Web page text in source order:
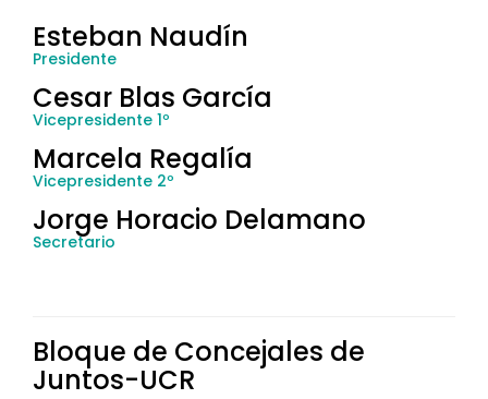
Esteban Naudín
Presidente
Cesar Blas García
Vicepresidente 1º
Marcela Regalía
Vicepresidente 2º
Jorge Horacio Delamano
Secretario
Bloque de Concejales de
Juntos-UCR